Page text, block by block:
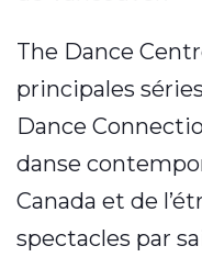
The Dance
principales
Dance
danse
Canada et de
spectacles par